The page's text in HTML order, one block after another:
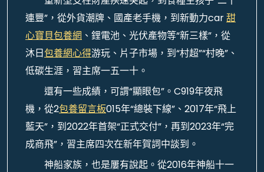
連豐”，從外貨潮牌、國產老手機，到新動力car甜
心寶貝包養網 、鋰電池、光伏產物等“新三樣”，從
沐日包養網心得游玩、片子市場，到“村超”“村晚”、
低碳生涯，習主席一五一十。
還有一些成績，可謂“顯眼包”。C919年夜飛
機，從2包養留言板015年“總裝下線”、2017年“飛上
藍天”，到2022年首架“正式交付”，再到2023年“完
成商飛”，習主席四次在新年賀詞中談到。
神船家族，也是屢有說起。從2016年神船十一